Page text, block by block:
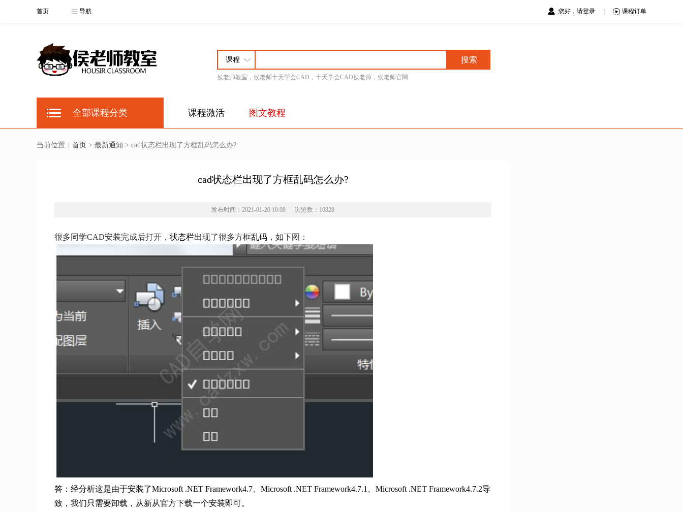
首页 导航 您好，请登录 课程订单
搜索
侯老师教室，侯老师十天学会CAD，十天学会CAD侯老师，侯老师官网
全部课程分类 课程激活 图文教程
当前位置： 首页 > 最新通知 > cad状态栏出现了方框乱码怎么办?
cad状态栏出现了方框乱码怎么办?
发布时间：2021-01-20 10:08 浏览数：10828
很多同学CAD安装完成后打开， 状态栏出现了很多方框乱码 ，如下图：
答：经分析这是由于安装了Microsoft .NET Framework4.7、Microsoft .NET Framework4.7.1、Microsoft .NET Framework4.7.2导
致，我们只需要卸载，从新从官方下载一个安装即可。